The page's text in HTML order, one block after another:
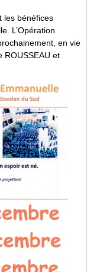
les bénéfices
L’Opération
en vie
ROUSSEAU et